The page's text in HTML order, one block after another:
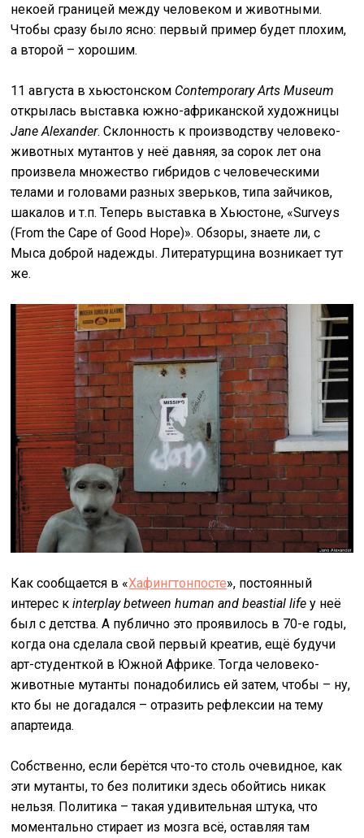
некоей границей между человеком и животными.
Чтобы сразу было ясно: первый пример будет плохим,
а второй – хорошим.
11 августа в хьюстонском Contemporary Arts Museum
открылась выставка южно-африканской художницы
Jane Alexander. Склонность к производству человеко-
животных мутантов у неё давняя, за сорок лет она
произвела множество гибридов с человеческими
телами и головами разных зверьков, типа зайчиков,
шакалов и т.п. Теперь выставка в Хьюстоне, «Surveys
(From the Cape of Good Hope)». Обзоры, знаете ли, с
Мыса доброй надежды. Литературщина возникает тут
же.
Как сообщается в «Хафингтонпосте», постоянный
интерес кinterplay between human and beastial life у неё
был с детства. А публично это проявилось в 70-е годы,
когда она сделала свой первый креатив, ещё будучи
арт-студенткой в Южной Африке. Тогда человеко-
животные мутанты понадобились ей затем, чтобы – ну,
кто бы не догадался – отразить рефлексии на тему
апартеида.
Собственно, если берётся что-то столь очевидное, как
эти мутанты, то без политики здесь обойтись никак
нельзя. Политика – такая удивительная штука, что
моментально стирает из мозга всё, оставляя там